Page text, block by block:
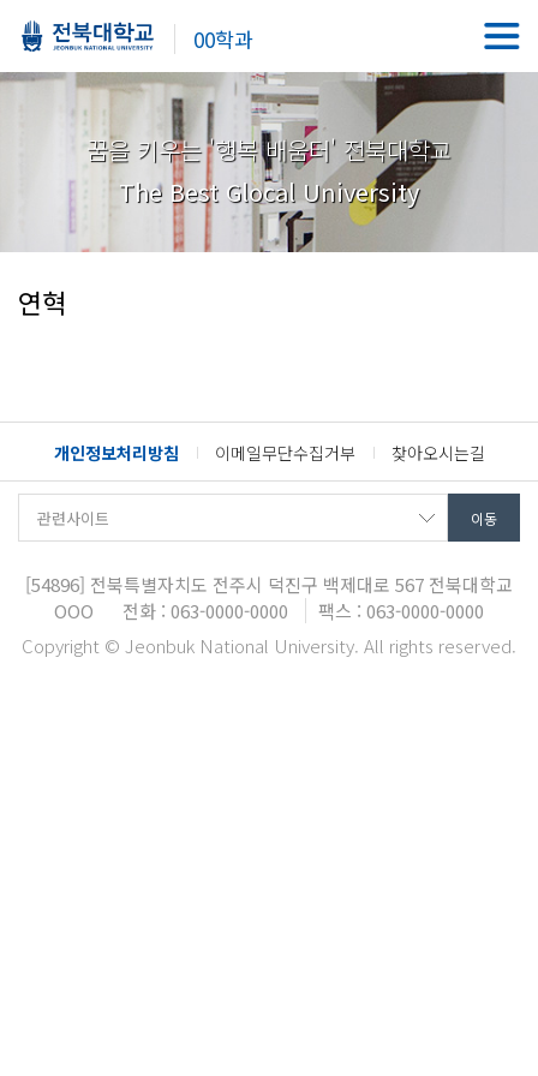
00학과
꿈을 키우는 '행복 배움터' 전북대학교
The Best Glocal University
연혁
개인정보처리방침 이메일무단수집거부 찾아오시는길
[54896] 전북특별자치도 전주시 덕진구 백제대로 567 전북대학교
OOO
전화 : 063-0000-0000
팩스 : 063-0000-0000
Copyright © Jeonbuk National University. All rights reserved.